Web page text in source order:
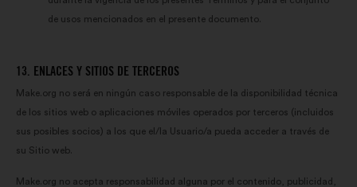
de usos mencionados en el presente documento.
13. ENLACES Y SITIOS DE TERCEROS
Make.org no será en ningún caso responsable de la disponibilidad técnica
de los sitios web o aplicaciones móviles operados por terceros (incluidos
sus posibles socios) a los que el/la Usuario/a pueda acceder a través de
su Sitio web.
Make.org no acepta responsabilidad alguna por el contenido, publicidad,